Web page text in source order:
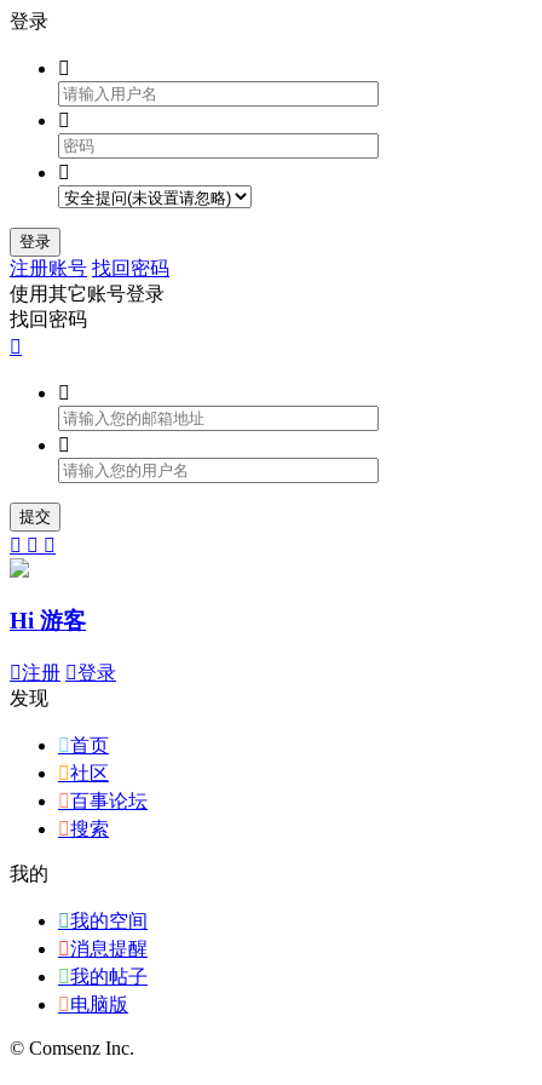
登录



登录
注册账号 找回密码
使用其它账号登录
找回密码



提交
  
Hi 游客
注册 登录
发现
首页
社区
百事论坛
搜索
我的
我的空间
消息提醒
我的帖子
电脑版
© Comsenz Inc.